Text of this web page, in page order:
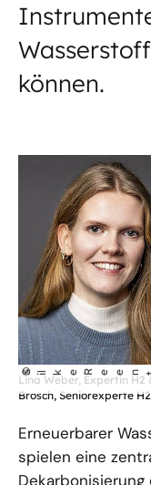
können.
©
S
lke Reents/Ina E
B
Lina Weber, Expertin
Brosch, Seniorexperte
Erneuerbarer
spielen eine